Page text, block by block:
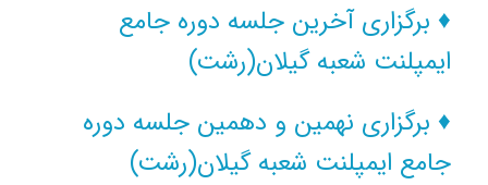
♦ برگزاری آخرین جلسه دوره جامع
ایمپلنت شعبه گیلان(رشت)
♦ برگزاری نهمین و دهمین جلسه دوره
جامع ایمپلنت شعبه گیلان(رشت)